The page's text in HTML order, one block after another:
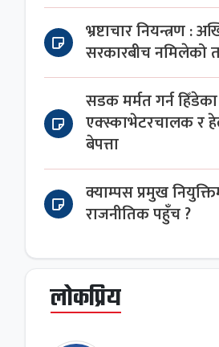
भ्रष्टाचार नियन्त्रण :
सरकारबीच नमिलेको
सडक मर्मत गर्न
एक्स्काभेटरचालक र
बेपत्ता
क्याम्पस प्रमुख
राजनीतिक पहुँच ?
लोकप्रिय